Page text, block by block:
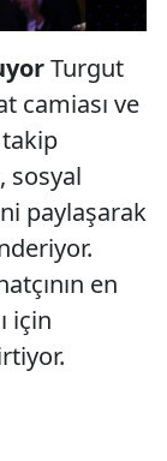
Turgut
camiası ve
sosyal
paylaşarak
en
için